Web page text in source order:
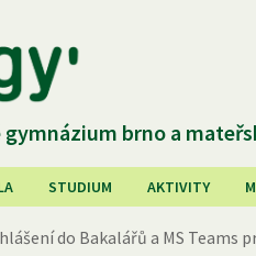
gymnázium brno a
STUDIUM AKTIVITY
do Bakalářů a MS Teams